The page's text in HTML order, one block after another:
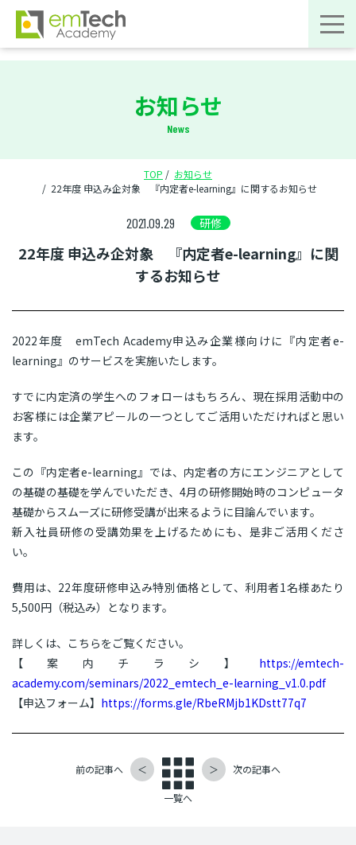
お知らせ
News
TOP
お知らせ
22年度 申込み企対象 『内定者e-learning』に関するお知らせ
2021.09.29 研修
22年度 申込み企対象 『内定者e-learning』に関
するお知らせ
2022年度 emTech Academy申込み企業様向けに『内定者e-
learning』のサービスを実施いたします。
すでに内定済の学生へのフォローはもちろん、現在採用活動中の
お客様には企業アピールの一つとしてご活用いただければと思い
ます。
この『内定者e-learning』では、内定者の方にエンジニアとして
の基礎の基礎を学んでいただき、4月の研修開始時のコンピュータ
基礎からスムーズに研修受講が出来るように目論んでいます。
新入社員研修の受講効果を上げるためにも、是非ご活用くださ
い。
費用は、22年度研修申込み特別価格として、利用者1名様あたり
5,500円（税込み）となります。
詳しくは、こちらをご覧ください。
【案内チラシ】 https://emtech-
academy.com/seminars/2022_emtech_e-learning_v1.0.pdf
【申込フォーム】 https://forms.gle/RbeRMjb1KDstt77q7
前の記事へ ＜
一覧へ
＞ 次の記事へ